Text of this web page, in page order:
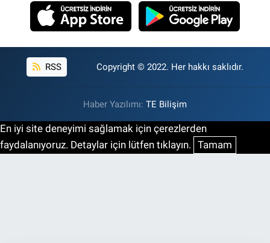
RSS Copyright © 2022. Her hakkı saklıdır.
Haber Yazılımı: TE Bilişim
En iyi site deneyimi sağlamak için çerezlerden
faydalanıyoruz. Detaylar için lütfen tıklayın. Tamam